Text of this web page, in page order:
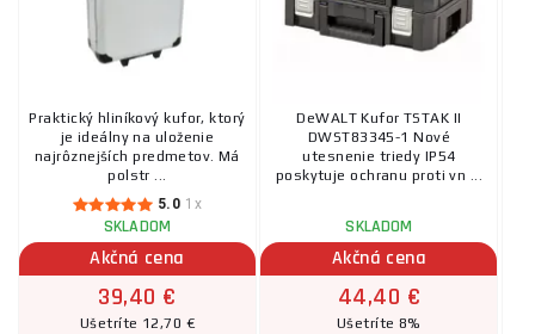
Praktický hliníkový kufor, ktorý
je ideálny na uloženie
najrôznejších predmetov. Má
polstr ...
5.0 1x
SKLADOM
Akčná cena
39,40 €
Ušetríte 12,70 €
DeWALT Kufor TSTAK II
DWST83345-1 Nové
utesnenie triedy IP54
poskytuje ochranu proti vn ...
SKLADOM
Akčná cena
44,40 €
Ušetríte 8%